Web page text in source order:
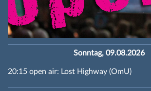
Sonntag, 09.08.2026
20:15 open air: Lost Highway (OmU)